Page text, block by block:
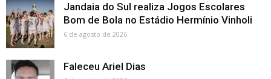
Jandaia do Sul realiza Jogos Escolares
Bom de Bola no Estádio Hermínio Vinholi
6 de agosto de 2026
Faleceu Ariel Dias